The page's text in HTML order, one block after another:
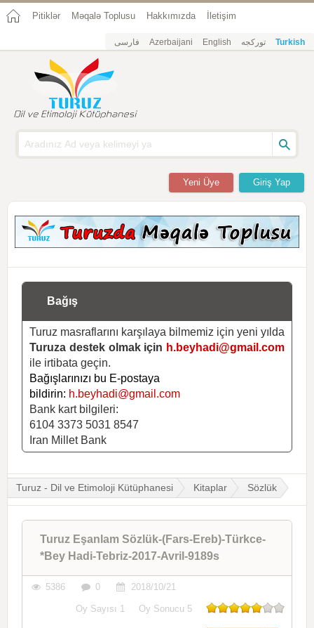
Pitiklər Məqalə Toplusu Hakkımızda İletişim
فارسی Azerbaijani English تورکجه Turkish
Giriş Yap
Yeni Üye
Bağış
Turuz masraflarını karşılaya bilmemiz için yeni yılda
Turuza destek olmak için h.beyhadi@gmail.com
ile irtibata geçin.
Bağışlarınızı bu E-postaya
bildirin: h.beyhadi@gmail.com
Bank kart bilgileri:
6104 3373 5031 8547
Iran Millet Bank
Turuz - Dil ve Etimoloji Kütüphanesi Kitaplar Sözlük
Turuz Eşanlam Sözlük-(Fars-Ereb)-Türkce-
*Bey Hadi-Tebriz-2017-Avril-9189s
5386 0 2018/10/21
Oy Sayısı 1 Oy Sonucu 5